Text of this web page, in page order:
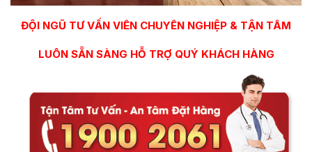
ĐỘI NGŨ TƯ VẤN VIÊN CHUYÊN NGHIỆP & TẬN TÂM
LUÔN SẴN SÀNG HỖ TRỢ QUÝ KHÁCH HÀNG